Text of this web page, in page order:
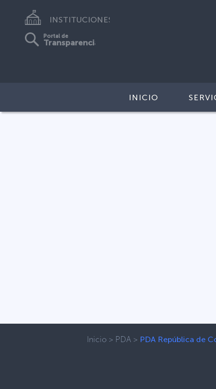
INSTITUCIONES
Portal de
Transparencia
INICIO
Inicio > PDA > PDA República de